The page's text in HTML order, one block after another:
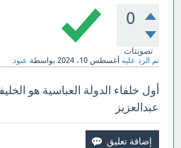
0
تصويتات
تم الرد عليه أغسطس 10، 2024 بواسطة عبود
أول خلفاء الدولة العباسية هو
عبدالعزيز